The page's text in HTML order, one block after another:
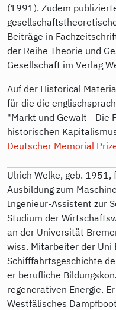
(1991). Zudem
Beiträge in
der Reihe Theorie und
Gesellschaft im Verlag
Auf der Historical
für die die
"Markt und Gewalt - Die
historischen
Deutscher Memorial
Ulrich Welke, geb. 1951,
Ausbildung zum
Ingenieur-Assistent zur
Studium der
an der Universität
wiss. Mitarbeiter der Uni
Schifffahrtsgeschichte
er berufliche
regenerativen Energie.
Westfälisches